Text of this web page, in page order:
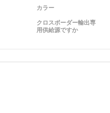
カラー
クロスボーダー輸出専
用供給源ですか